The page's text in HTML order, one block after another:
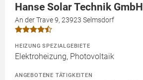
Hanse Solar Technik GmbH
An der Trave 9, 23923 Selmsdorf
HEIZUNG SPEZIALGEBIETE
Elektroheizung, Photovoltaik
ANGEBOTENE TÄTIGKEITEN